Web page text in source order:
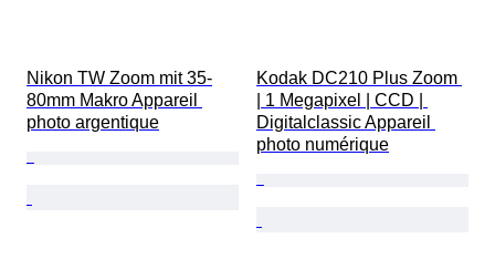
Nikon TW Zoom mit 35-
80mm Makro Appareil
photo argentique
Kodak DC210 Plus Zoom
| 1 Megapixel | CCD |
Digitalclassic Appareil
photo numérique